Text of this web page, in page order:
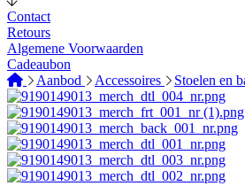
Contact
Retours
Algemene Voorwaarden
Cadeaubon
Aanbod
Accessoires Stoelen en